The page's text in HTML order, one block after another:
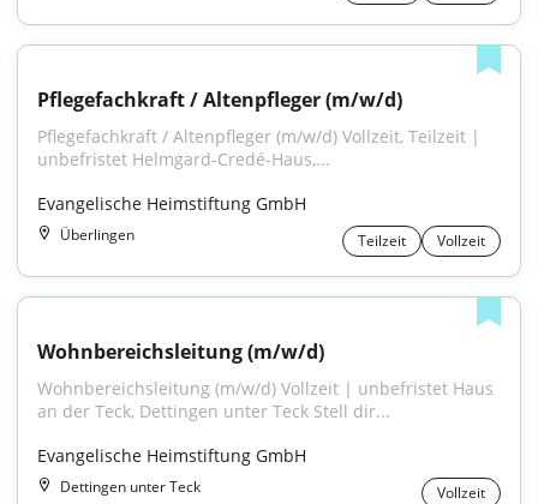
Pflegefachkraft / Altenpfleger (m/w/d)
Pflegefachkraft / Altenpfleger (m/w/d) Vollzeit, Teilzeit |
unbefristet Helmgard-Credé-Haus,...
Evangelische Heimstiftung GmbH
Überlingen Teilzeit Vollzeit
Wohnbereichsleitung (m/w/d)
Wohnbereichsleitung (m/w/d) Vollzeit | unbefristet Haus
an der Teck, Dettingen unter Teck Stell dir...
Evangelische Heimstiftung GmbH
Dettingen unter Teck Vollzeit